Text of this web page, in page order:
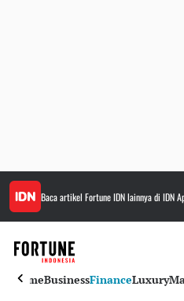
Baca artikel Fortune IDNlainnya di IDN
HomeBusinessFinanceLuxury